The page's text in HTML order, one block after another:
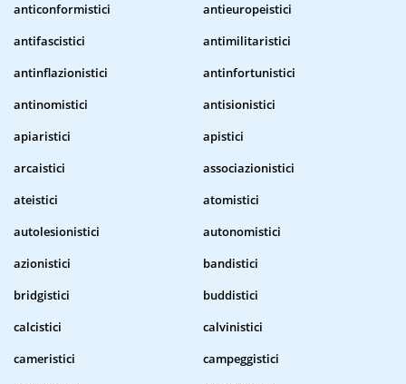
anticonformistici
antieuropeistici
antifascistici
antimilitaristici
antinflazionistici
antinfortunistici
antinomistici
antisionistici
apiaristici
apistici
arcaistici
associazionistici
ateistici
atomistici
autolesionistici
autonomistici
azionistici
bandistici
bridgistici
buddistici
calcistici
calvinistici
cameristici
campeggistici